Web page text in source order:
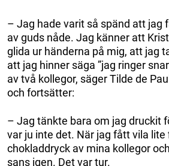
– Jag hade varit så spänd att jag
av guds nåde. Jag känner att
glida ur händerna på mig, att jag
att jag hinner säga ”jag ringer
av två kollegor, säger Tilde de
och fortsätter:
– Jag tänkte bara om jag druckit
var ju inte det. När jag fått vila lite
chokladdryck av mina kollegor
sans igen. Det var tur.